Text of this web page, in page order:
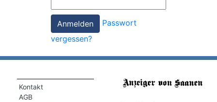
Passwort
vergessen?
Kontakt
AGB